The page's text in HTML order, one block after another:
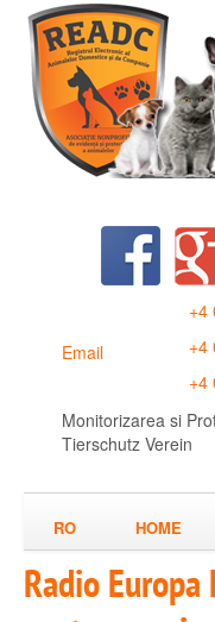
Email
+4
+4
+4
Monitorizarea si
Tierschutz Verein
RO HOME
Radio